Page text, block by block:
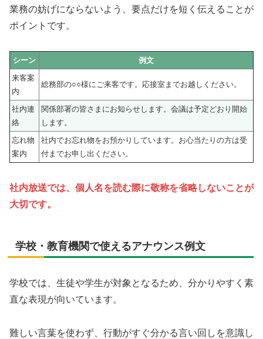
業務の妨げにならないよう、要点だけを短く伝えることが
ポイントです。
シーン
例文
来客案
内
総務部の○○様にご来客です。応接室までお越しください。
社内連
絡
関係部署の皆さまにお知らせします。会議は予定どおり開始
します。
忘れ物
案内
社内でお忘れ物をお預かりしています。お心当たりの方は受
付までお申し出ください。
社内放送では、個人名を読む際に敬称を省略しないことが
大切です。
学校・教育機関で使えるアナウンス例文
学校では、生徒や学生が対象となるため、分かりやすく素
直な表現が向いています。
難しい言葉を使わず、行動がすぐ分かる言い回しを意識し